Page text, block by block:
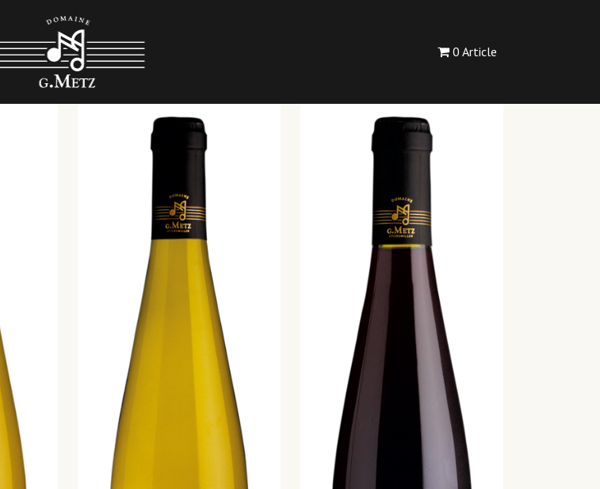
0 Article